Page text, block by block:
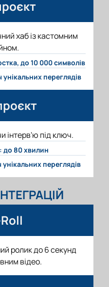
хаб із кастомним
до 10 000 символів
переглядів
інтерв'ю під ключ.
80 хвилин
переглядів
ролик до 6 секунд
відео.